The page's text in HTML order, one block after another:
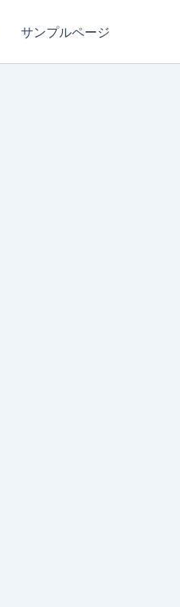
サンプルページ